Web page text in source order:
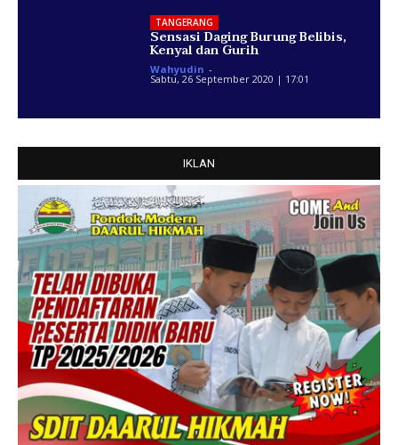
TANGERANG
Sensasi Daging Burung Belibis,
Kenyal dan Gurih
Wahyudin -
Sabtu, 26 September 2020 | 17:01
IKLAN